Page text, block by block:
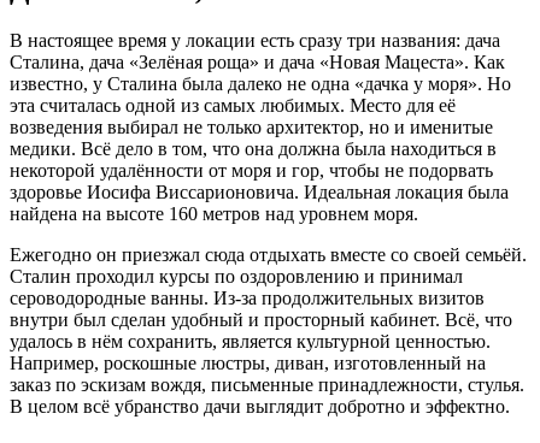
В настоящее время у локации есть сразу три названия: дача
Сталина, дача «Зелёная роща» и дача «Новая Мацеста». Как
известно, у Сталина была далеко не одна «дачка у моря». Но
эта считалась одной из самых любимых. Место для её
возведения выбирал не только архитектор, но и именитые
медики. Всё дело в том, что она должна была находиться в
некоторой удалённости от моря и гор, чтобы не подорвать
здоровье Иосифа Виссарионовича. Идеальная локация была
найдена на высоте 160 метров над уровнем моря.
Ежегодно он приезжал сюда отдыхать вместе со своей семьёй.
Сталин проходил курсы по оздоровлению и принимал
сероводородные ванны. Из-за продолжительных визитов
внутри был сделан удобный и просторный кабинет. Всё, что
удалось в нём сохранить, является культурной ценностью.
Например, роскошные люстры, диван, изготовленный на
заказ по эскизам вождя, письменные принадлежности, стулья.
В целом всё убранство дачи выглядит добротно и эффектно.